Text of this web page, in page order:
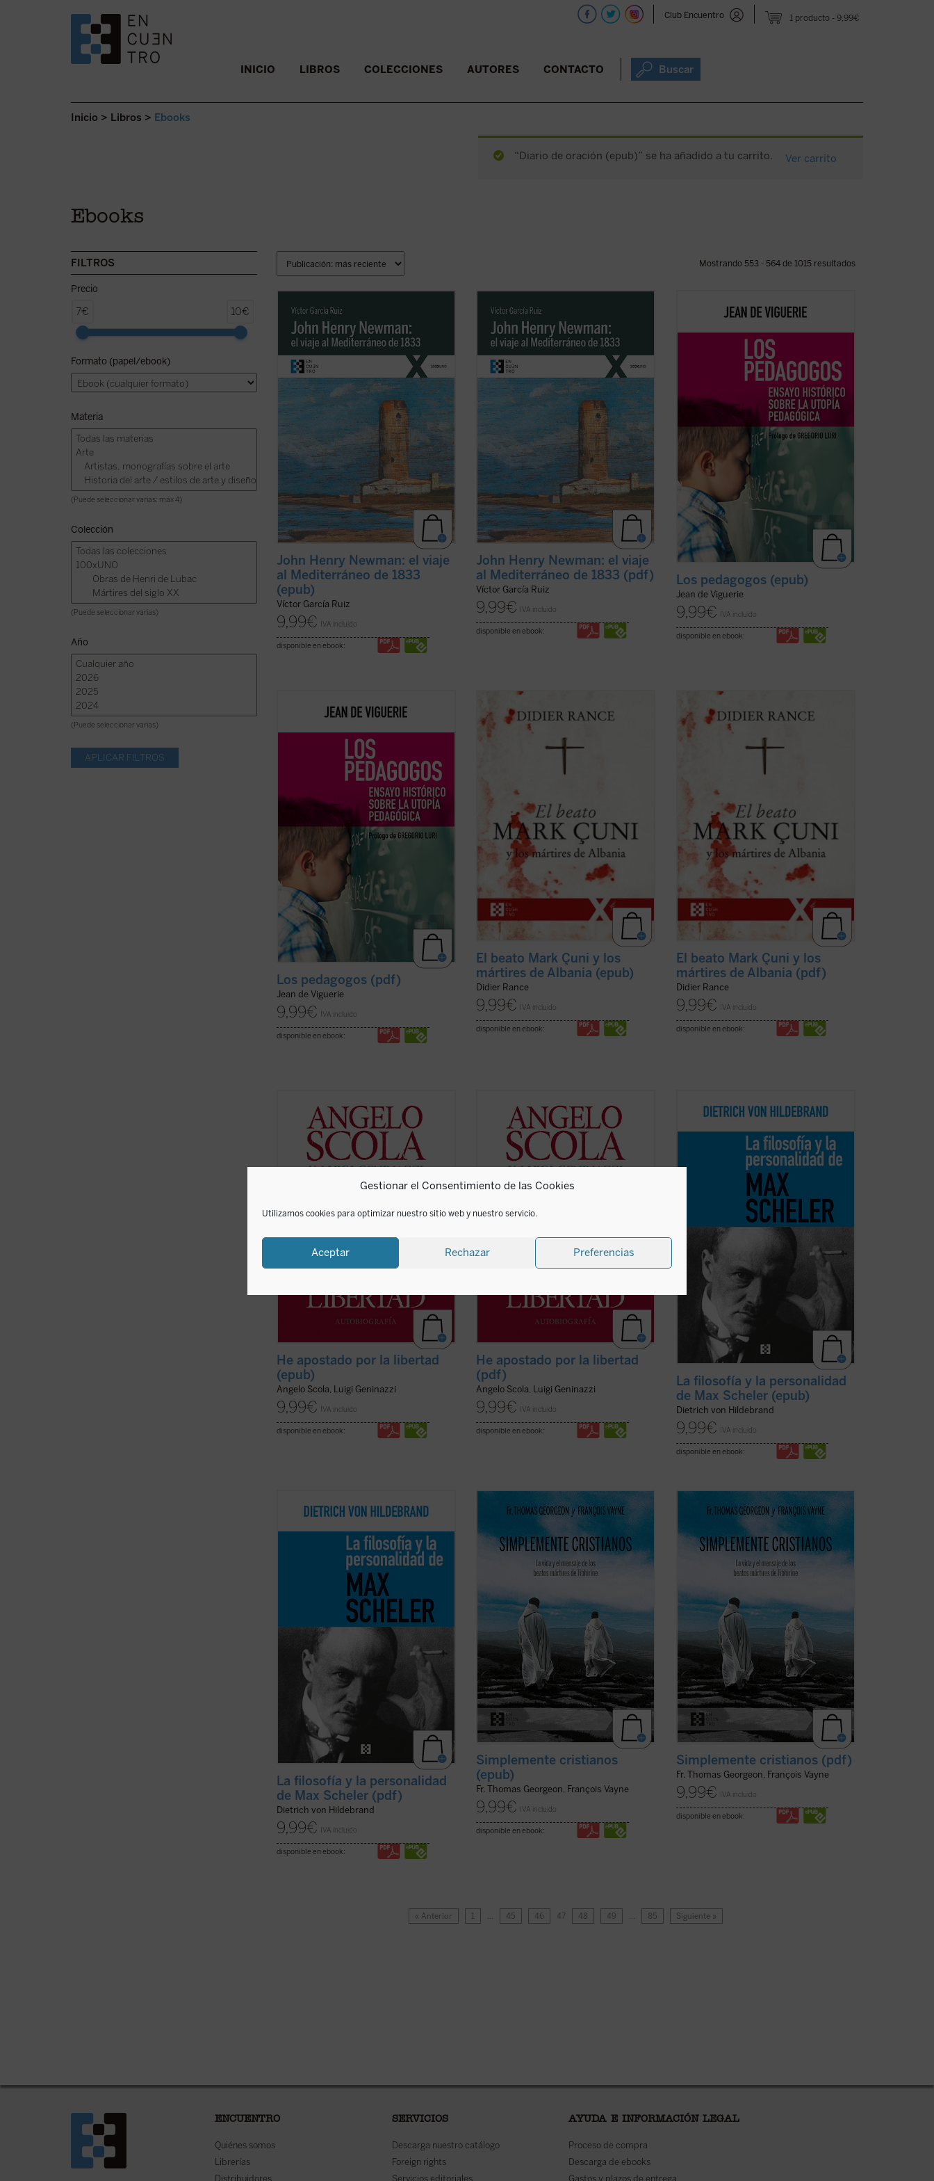
Gestionar el Consentimiento de las Cookies
Utilizamos cookies para optimizar nuestro sitio web y nuestro servicio.
Aceptar Rechazar Preferencias
1 producto 9,99€
Club Encuentro
SALTAR AL CONTENIDO. INICIO LIBROS COLECCIONES AUTORES CONTACTO Buscar
Inicio > Libros > Ebooks
“Diario de oración (epub)” se ha añadido a tu carrito. Ver carrito
Ebooks
FILTROS
Precio
7€ 10€
Formato (papel/ebook)
Materia
(Puede seleccionar varias: máx 4)
Colección
(Puede seleccionar varias)
Año
(Puede seleccionar varias)
Mostrando 553 - 564 de 1015 resultados
Partiendo de las cartas que John Henry
Newman escribió a su familia y amigos
previamente y durante su viaje por el
Mediterraneo de 1833, el autor del libro
traza los orígenes, el desarrollo y las
consecuencias de la verdadera odisea
interior ...
(ver ficha)
John Henry Newman: el viaje
al Mediterráneo de 1833
(epub)
Víctor García Ruiz
9,99€ IVA incluido
disponible en ebook:
Partiendo de las cartas que John Henry
Newman escribió a su familia y amigos
previamente y durante su viaje por el
Mediterraneo de 1833, el autor del libro
traza los orígenes, el desarrollo y las
consecuencias de la verdadera odisea
interior ...
(ver ficha)
John Henry Newman: el viaje
al Mediterráneo de 1833 (pdf)
Víctor García Ruiz
9,99€ IVA incluido
disponible en ebook:
Jean de Viguerie ilumina a los padres
más conocidos pedagogos
contemporáneos, como Freinet, Ferrière,
Piaget, Meirieu: desarrollar los sistemas
utópicos propuestos hace siglos por
pensadores como Erasmo o ... (ver ficha)
Los pedagogos (epub)
Jean de Viguerie
9,99€ IVA incluido
disponible en ebook:
Jean de Viguerie ilumina a los padres
más conocidos pedagogos
contemporáneos, como Freinet, Ferrière,
Piaget, Meirieu: desarrollar los sistemas
utópicos propuestos hace siglos por
pensadores como Erasmo o ... (ver ficha)
Los pedagogos (pdf)
Jean de Viguerie
9,99€ IVA incluido
disponible en ebook:
En la Albania comunista tuvo lugar la
mayor persecución de la Iglesia católica
en el siglo XX. «Nunca antes había
conocido la historia algo como lo
experiencia de muerte y resurrección --
El beato Mark Çuni y los
mártires de Albania (epub)
Didier Rance
9,99€ IVA incluido
disponible en ebook:
En la Albania comunista tuvo lugar la
mayor persecución de la Iglesia católica
en el siglo XX. «Nunca antes había
conocido la historia algo como lo
experiencia de muerte y resurrección --
El beato Mark Çuni y los
mártires de Albania (pdf)
Didier Rance
9,99€ IVA incluido
disponible en ebook:
En esta amplia conversación con el
periodista Luigi Geninazzi el cardenal
Angelo Scola aborda, junto con los
aspectos centrales de su itinerario vital,
la trayectoria y situación de la Iglesia y la
He apostado por la libertad
(epub)
Angelo Scola, Luigi Geninazzi
9,99€ IVA incluido
disponible en ebook:
En esta amplia conversación con el
periodista Luigi Geninazzi el cardenal
Angelo Scola aborda, junto con los
aspectos centrales de su itinerario vital,
la trayectoria y situación de la Iglesia y la
siglo. ...(ver ficha)
He apostado por la libertad
(pdf)
Angelo Scola, Luigi Geninazzi
9,99€ IVA incluido
disponible en ebook:
La estrechísima relación personal e
durante más de diez años le permite al
autor de estas páginas ofrecer en ellas
un testimonio de valor excepcional sobre
la filosofía y la personalidad del genial y
La filosofía y la personalidad
de Max Scheler (epub)
Dietrich von Hildebrand
9,99€ IVA incluido
disponible en ebook:
La estrechísima relación personal e
durante más de diez años le permite al
autor de estas páginas ofrecer en ellas
un testimonio de valor excepcional sobre
la filosofía y la personalidad del genial y
La filosofía y la personalidad
de Max Scheler (pdf)
Dietrich von Hildebrand
9,99€ IVA incluido
disponible en ebook:
Simplemente cristianos, el P. Thomas
beatificación, presenta de forma sencilla
pero profunda, el semblante espiritual de
los siete mártires de Tibhirine, monjes
trapenses cuyas vidas nos ofrecen un ...
Simplemente cristianos
(epub)
Fr. Thomas Georgeon, François Vayne
9,99€ IVA incluido
disponible en ebook:
Simplemente cristianos, el P. Thomas
beatificación, presenta de forma sencilla
pero profunda, el semblante espiritual de
los siete mártires de Tibhirine, monjes
trapenses cuyas vidas nos ofrecen un ...
Simplemente cristianos (pdf)
Fr. Thomas Georgeon, François Vayne
9,99€ IVA incluido
disponible en ebook:
« Anterior 1 … 45 46 47 48 49 … 85 Siguiente »
ENCUENTRO
Quiénes somos
Librerías
Distribuidores
SERVICIOS
Descarga nuestro catálogo
Foreign rights
Servicios editoriales
AYUDA E INFORMACIÓN LEGAL
Proceso de compra
Descarga de ebooks
Gastos y plazos de entrega